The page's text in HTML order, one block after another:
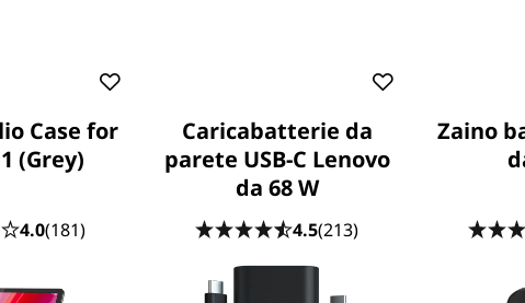
Case for
(Grey)
4.0(181)
Caricabatterie da
parete USB-C Lenovo
da 68 W
4.5(213)
Zaino